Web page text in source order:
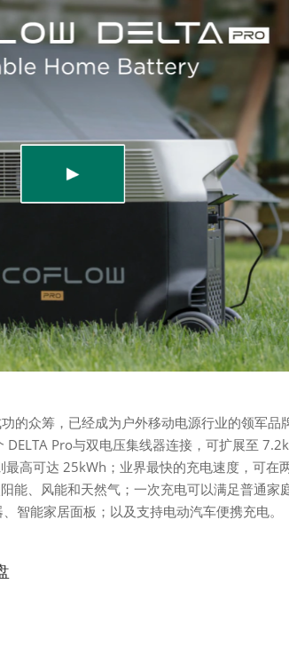
的众筹，已经成为户外移动电源行业的领军品
Pro与双电压集线器连接，可扩展至
高可达 25kWh；业界最快的充电速度，可在
能、风能和天然气；一次充电可以满足普通家
智能家居面板；以及支持电动汽车便携充电。